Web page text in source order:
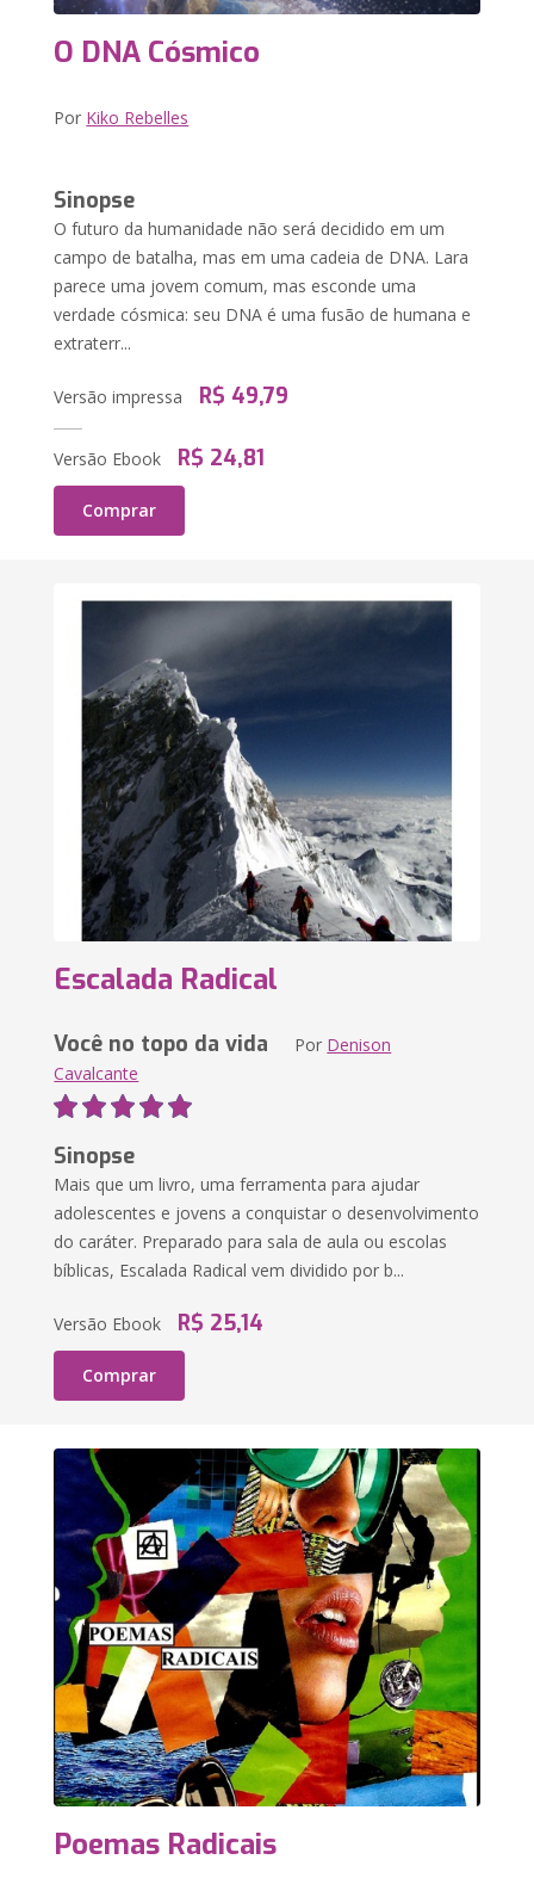
O DNA Cósmico
Por Kiko Rebelles
Sinopse
O futuro da humanidade não será decidido em um
campo de batalha, mas em uma cadeia de DNA. Lara
parece uma jovem comum, mas esconde uma
verdade cósmica: seu DNA é uma fusão de humana e
extraterr...
Versão impressa R$ 49,79
Versão Ebook R$ 24,81
Comprar
Escalada Radical
Você no topo da vida Por Denison
Cavalcante
Sinopse
Mais que um livro, uma ferramenta para ajudar
adolescentes e jovens a conquistar o desenvolvimento
do caráter. Preparado para sala de aula ou escolas
bíblicas, Escalada Radical vem dividido por b...
Versão Ebook R$ 25,14
Comprar
Poemas Radicais